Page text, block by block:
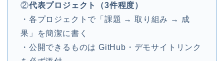
②代表プロジェクト（3件程度）
・各プロジェクトで「課題 → 取り組み → 成
果」を簡潔に書く
・公開できるものは GitHub・デモサイトリンク